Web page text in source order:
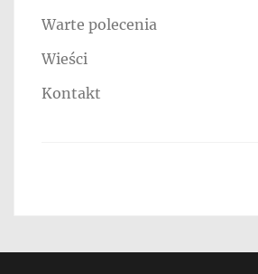
Warte polecenia
Wieści
Kontakt